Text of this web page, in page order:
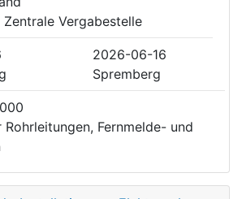
Vergabestelle
2026-06-16
Spremberg
Fernmelde- und